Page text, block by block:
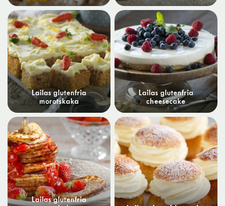
Lailas glutenfria
morotskaka
Lailas glutenfria
cheesecake
Lailas glutenfria